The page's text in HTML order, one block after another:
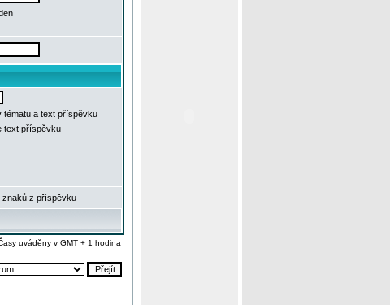
tématu a text příspěvku
text příspěvku
znaků z příspěvku
uváděny v GMT + 1 hodina